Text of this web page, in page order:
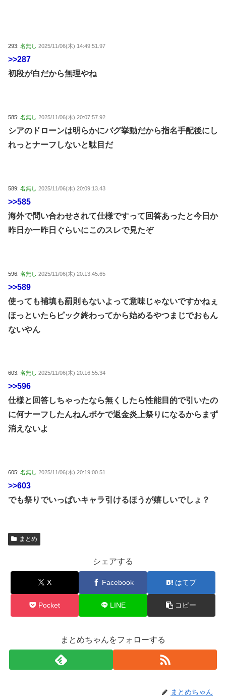
293: 名無し 2025/11/06(木) 14:49:51.97
>>287
初段が白だから無理やね
585: 名無し 2025/11/06(木) 20:07:57.92
シアのドローンは明らかにバグ挙動だから指名手配後にし
れっとナーフしないと駄目だ
589: 名無し 2025/11/06(木) 20:09:13.43
>>585
海外で問い合わせされて仕様ですって回答あったと今日か
昨日か一昨日ぐらいにこのスレで見たぞ
596: 名無し 2025/11/06(木) 20:13:45.65
>>589
使っても補填も罰則もないよって意味じゃないですかねぇ
ほっといたらピック終わってから始めるやつまじでおもん
ないやん
603: 名無し 2025/11/06(木) 20:16:55.34
>>596
仕様と回答しちゃったなら無くしたら性能目的で引いたの
に何ナーフしたんねんボケで返金炎上祭りになるからまず
消えないよ
605: 名無し 2025/11/06(木) 20:19:00.51
>>603
でも祭りでいっぱいキャラ引けるほうが嬉しいでしょ？
まとめ
シェアする
X Facebook はてブ
Pocket LINE コピー
まとめちゃんをフォローする
まとめちゃん